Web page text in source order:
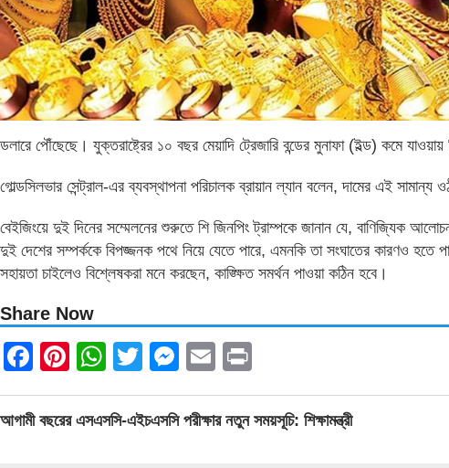
ডলারে পৌঁছেছে। যুক্তরাষ্ট্রের ১০ বছর মেয়াদি ট্রেজারি বন্ডের মুনাফা (ইল্ড) কমে
গোল্ডসিলভার সেন্ট্রাল-এর ব্যবস্থাপনা পরিচালক ব্রায়ান ল্যান বলেন, দামের এই
বেইজিংয়ে দুই দিনের সম্মেলনের শুরুতে শি জিনপিং ট্রাম্পকে জানান যে, বাণিজ্যিক
দুই দেশের সম্পর্ককে বিপজ্জনক পথে নিয়ে যেতে পারে, এমনকি তা সংঘাতের কারণও হতে
সহায়তা চাইলেও বিশ্লেষকরা মনে করছেন, কাঙ্ক্ষিত সমর্থন পাওয়া কঠিন হবে।
Share Now
Facebook
Pinterest
WhatsApp
TwitterMessenger
Email
Post
navigation
আগামী বছরের এসএসসি-এইচএসসি পরীক্ষার নতুন সময়সূচি: শিক্ষামন্ত্রী